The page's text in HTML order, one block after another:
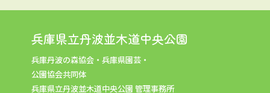
兵庫県立丹波並木道中央公園
兵庫丹波の森協会・兵庫県園芸・
公園協会共同体
兵庫県立丹波並木道中央公園 管理事務所